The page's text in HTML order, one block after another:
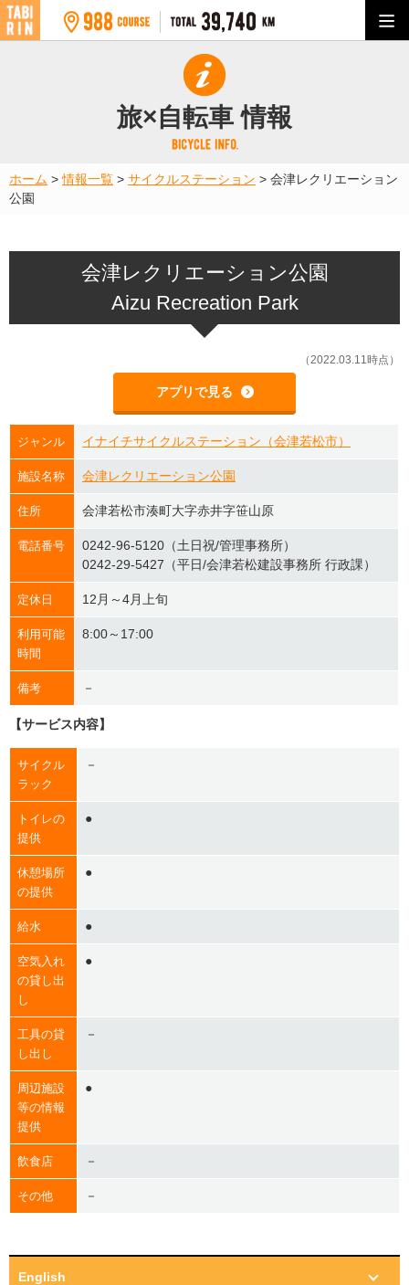
旅×自転車 情報
ホーム >情報一覧 > サイクルステーション > 会津レクリエーション
公園
会津レクリエーション公園
Aizu Recreation Park
（2022.03.11時点）
アプリで見る
ジャンル イナイチサイクルステーション（会津若松市）
施設名称 会津レクリエーション公園
住所 会津若松市湊町大字赤井字笹山原
電話番号
0242-96-5120（土日祝/管理事務所）
0242-29-5427（平日/会津若松建設事務所 行政課）
定休日 12月～4月上旬
利用可能
時間
8:00～17:00
備考 －
【サービス内容】
サイクル
ラック
－
トイレの
提供
●
休憩場所
の提供
●
給水 ●
空気入れ
の貸し出
し
●
工具の貸
し出し
－
周辺施設
等の情報
提供
●
飲食店 －
その他 －
English